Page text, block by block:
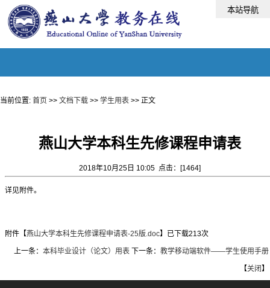
当前位置: 首页 >> 文档下载 >> 学生用表 >> 正文
燕山大学本科生先修课程申请表
2018年10月25日 10:05 点击：[1464]
详见附件。
附件【燕山大学本科生先修课程申请表-25版.doc】已下载213次
上一条： 本科毕业设计（论文）用表 下一条： 教学移动端软件——学生使用手册
【关闭】